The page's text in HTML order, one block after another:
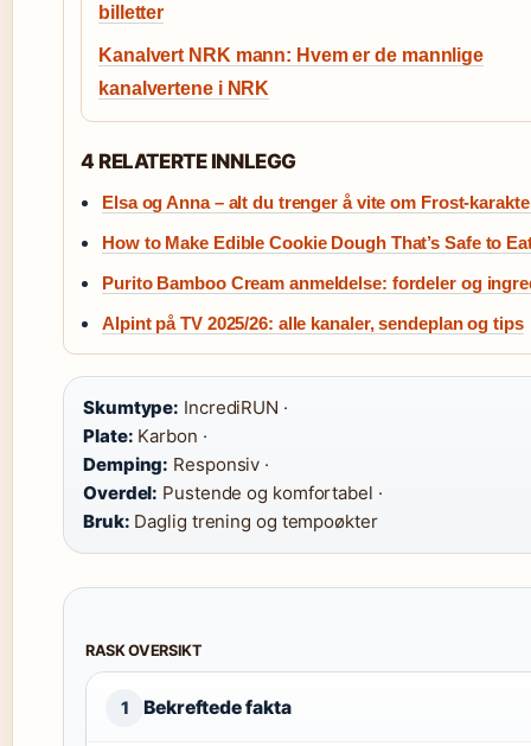
billetter
Kanalvert NRK mann: Hvem er de mannlige
kanalvertene i NRK
4 RELATERTE INNLEGG
Elsa og Anna – alt du trenger å vite om Frost-
How to Make Edible Cookie Dough That’s Safe to
Purito Bamboo Cream anmeldelse: fordeler og
Alpint på TV 2025/26: alle kanaler, sendeplan og tips
Skumtype: IncrediRUN ·
Plate: Karbon ·
Demping: Responsiv ·
Overdel: Pustende og komfortabel ·
Bruk: Daglig trening og tempoøkter
RASK OVERSIKT
1 Bekreftede fakta